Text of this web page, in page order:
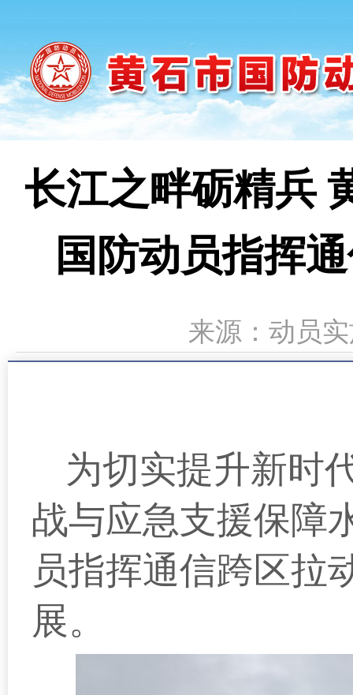
长江之畔砺精兵
国防动员指挥
来源：动员
为切实提升新时
战与应急支援保障
员指挥通信跨区拉
展。